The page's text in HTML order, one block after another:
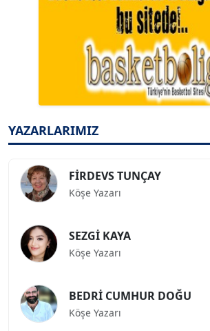
YAZARLARIMIZ
A. BAHRİ VRESKALA
Köşe Yazarı
ESAT ERÇETİNGÖZ
FİRDEVS TUNÇAY
Köşe Yazarı
SEZGİ KAYA
Köşe Yazarı
BEDRİ CUMHUR DOĞU
Köşe Yazarı